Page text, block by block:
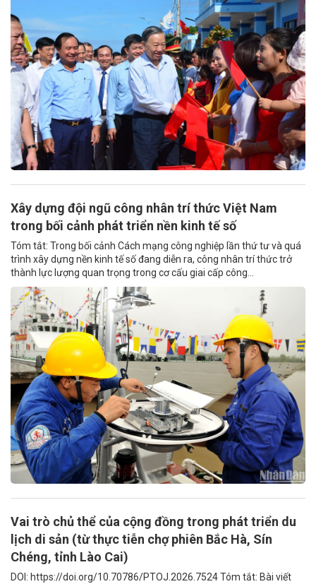
Xây dựng đội ngũ công nhân trí thức Việt Nam
trong bối cảnh phát triển nền kinh tế số
Tóm tắt: Trong bối cảnh Cách mạng công nghiệp lần thứ tư và quá
trình xây dựng nền kinh tế số đang diễn ra, công nhân trí thức trở
thành lực lượng quan trọng trong cơ cấu giai cấp công...
Vai trò chủ thể của cộng đồng trong phát triển du
lịch di sản (từ thực tiễn chợ phiên Bắc Hà, Sín
Chéng, tỉnh Lào Cai)
DOI: https://doi.org/10.70786/PTOJ.2026.7524 Tóm tắt: Bài viết